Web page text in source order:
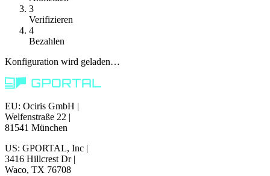
3
Verifizieren
4
Bezahlen
Konfiguration wird geladen…
EU: Ociris GmbH |
Welfenstraße 22 |
81541 München
US: GPORTAL, Inc |
3416 Hillcrest Dr |
Waco, TX 76708